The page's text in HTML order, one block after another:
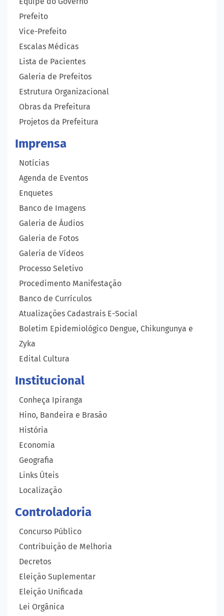
Prefeito
Vice-Prefeito
Escalas Médicas
Lista de Pacientes
Galeria de Prefeitos
Estrutura Organizacional
Obras da Prefeitura
Projetos da Prefeitura
Imprensa
Notícias
Agenda de Eventos
Enquetes
Banco de Imagens
Galeria de Áudios
Galeria de Fotos
Galeria de Vídeos
Processo Seletivo
Procedimento Manifestação
Banco de Currículos
Atualizações Cadastrais E-Social
Boletim Epidemiológico Dengue, Chikungunya e
Zyka
Edital Cultura
Institucional
Conheça Ipiranga
Hino, Bandeira e Brasão
História
Economia
Geografia
Links Úteis
Localização
Controladoria
Concurso Público
Contribuição de Melhoria
Decretos
Eleição Suplementar
Eleição Unificada
Lei Orgânica